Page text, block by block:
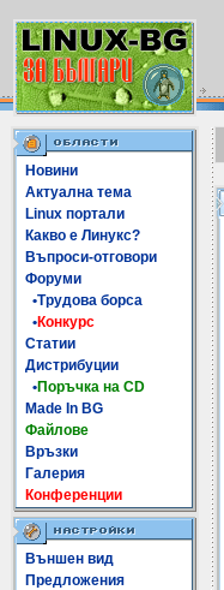
Новини
Актуална тема
Linux портали
Какво е Линукс?
Въпроси-отговори
Форуми
•Трудова борса
•Конкурс
Статии
Дистрибуции
•Поръчка на CD
Made In BG
Файлове
Връзки
Галерия
Конференции
Външен вид
Предложения